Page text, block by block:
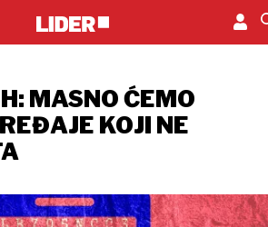
MASNO ĆEMO
KOJI NE